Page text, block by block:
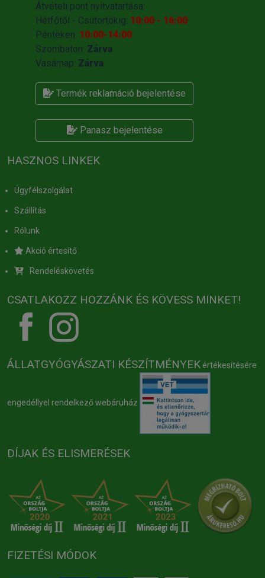
Átvételi pont nyitvatartása:
Hétfőtől - Csütörtökig: 10:00 - 16:00
Pénteken: 10:00-14:00
Szombaton: Zárva
Vasárnap: Zárva
Termék reklamáció bejelentése
Panasz bejelentése
HASZNOS LINKEK
Ügyfélszolgálat
Szállítás
Rólunk
Akció értesítő
Rendeléskövetés
CSATLAKOZZ HOZZÁNK ÉS KÖVESS MINKET!
ÁLLATGYÓGYÁSZATI KÉSZÍTMÉNYEK értékesítésére
engedéllyel rendelkező webáruház
DÍJAK ÉS ELISMERÉSEK
FIZETÉSI MÓDOK